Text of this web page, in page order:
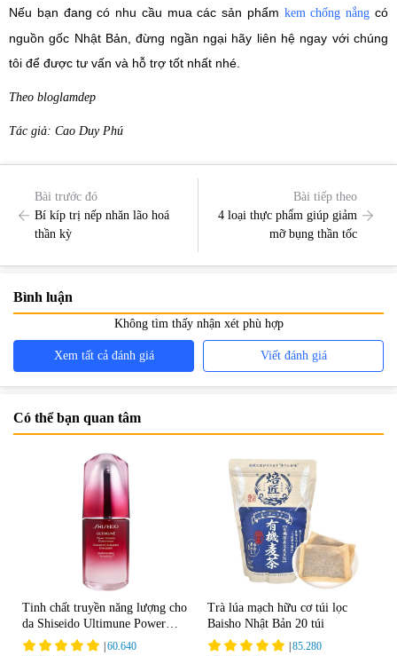
Nếu bạn đang có nhu cầu mua các sản phẩm kem chống nắng có
nguồn gốc Nhật Bản, đừng ngần ngại hãy liên hệ ngay với chúng
tôi để được tư vấn và hỗ trợ tốt nhất nhé.
Theo bloglamdep
Tác giả: Cao Duy Phú
Bài trước đó
Bí kíp trị nếp nhăn lão hoá
thần kỳ
Bài tiếp theo
4 loại thực phẩm giúp giảm
mỡ bụng thần tốc
Bình luận
Không tìm thấy nhận xét phù hợp
Xem tất cả đánh giá Viết đánh giá
Có thể bạn quan tâm
Tinh chất truyền năng lượng cho
da Shiseido Ultimune Power
75ml
|60.640
Trà lúa mạch hữu cơ túi lọc
Baisho Nhật Bản 20 túi
|85.280